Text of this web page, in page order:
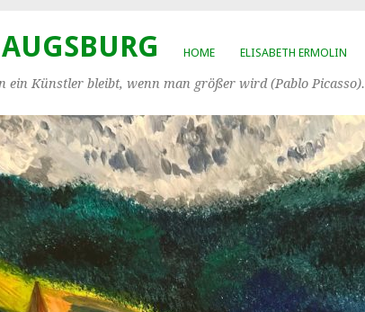
HOME ELISABETH ERMOLIN
ein Künstler bleibt, wenn man größer wird (Pablo Picasso).